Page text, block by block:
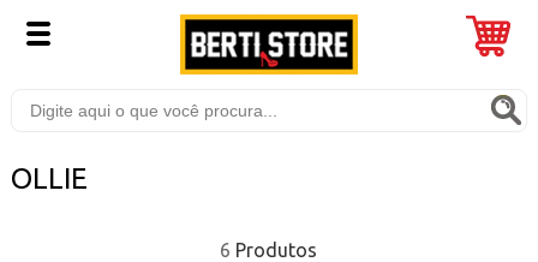
OLLIE
6